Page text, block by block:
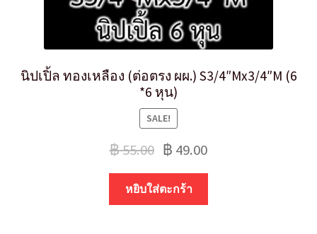
นิปเปิ้ล ทองเหลือง (ต่อตรง ผผ.) S3/4″Mx3/4″M (6
*6 หุน)
SALE!
฿55.00 ฿ 49.00
หยิบใส่ตะกร้า